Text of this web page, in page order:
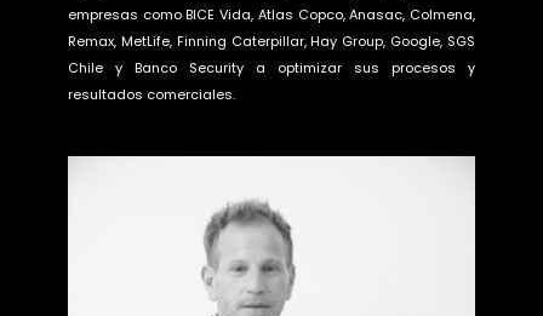
empresas como BICE Vida, Atlas Copco, Anasac, Colmena,
Remax, MetLife, Finning Caterpillar, Hay Group, Google, SGS
Chile y Banco Security a optimizar sus procesos y
resultados comerciales.